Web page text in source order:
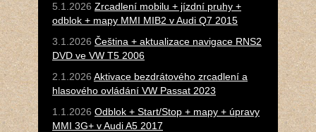
5.1.2026 Zrcadlení mobilu + jízdní pruhy +
odblok + mapy MMI MIB2 v Audi Q7 2015
3.1.2026 Čeština + aktualizace navigace RNS2
DVD ve VW T5 2006
2.1.2026 Aktivace bezdrátového zrcadlení a
hlasového ovládání VW Passat 2023
1.1.2026 Odblok + Start/Stop + mapy + úpravy
MMI 3G+ v Audi A5 2017